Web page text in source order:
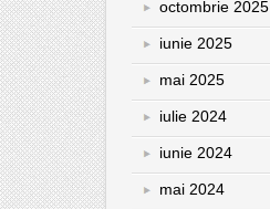
octombrie 2025
iunie 2025
mai 2025
iulie 2024
iunie 2024
mai 2024